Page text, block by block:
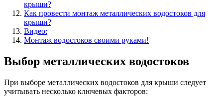
крыши?
Как провести монтаж металлических водостоков для
крыши?
Видео:
Монтаж водостоков своими руками!
Выбор металлических водостоков
При выборе металлических водостоков для крыши следует
учитывать несколько ключевых факторов: